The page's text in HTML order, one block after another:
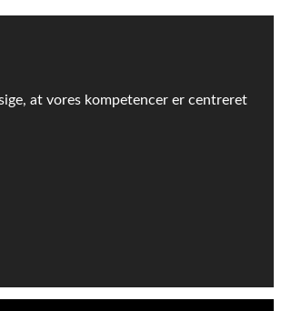
at vores kompetencer er centreret